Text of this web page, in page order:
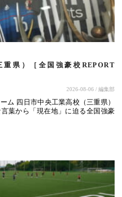
重県）［全国強豪校REPORT
2026-08-06 / 編集部
ム 四日市中央工業高校（三重県）
葉から「現在地」に迫る全国強豪